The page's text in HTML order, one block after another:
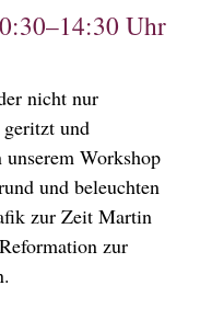
Uhr
nicht nur
geritzt und
Workshop
und beleuchten
zur Zeit Martin
zur